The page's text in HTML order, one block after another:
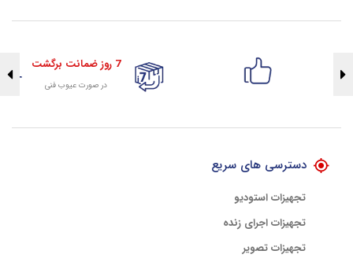
7 روز ضمانت برگشت
در صورت عیوب فنی
دسترسی های سریع
تجهیزات استودیو
تجهیزات اجرای زنده
تجهیزات تصویر